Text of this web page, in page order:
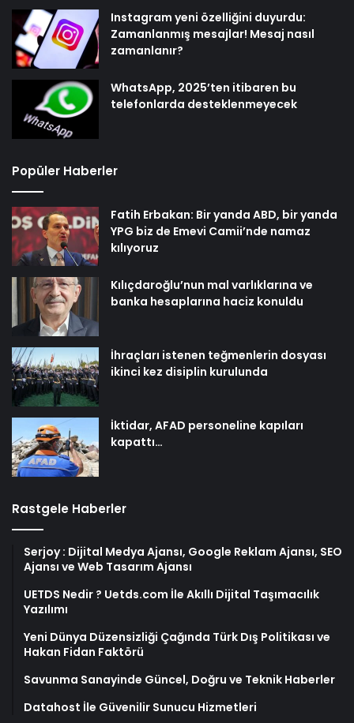
Instagram yeni özelliğini duyurdu:
Zamanlanmış mesajlar! Mesaj nasıl
zamanlanır?
WhatsApp, 2025’ten itibaren bu
telefonlarda desteklenmeyecek
Popüler Haberler
Fatih Erbakan: Bir yanda ABD, bir yanda
YPG biz de Emevi Camii’nde namaz
kılıyoruz
Kılıçdaroğlu’nun mal varlıklarına ve
banka hesaplarına haciz konuldu
İhraçları istenen teğmenlerin dosyası
ikinci kez disiplin kurulunda
İktidar, AFAD personeline kapıları
kapattı…
Rastgele Haberler
Serjoy : Dijital Medya Ajansı, Google Reklam Ajansı, SEO
Ajansı ve Web Tasarım Ajansı
UETDS Nedir ? Uetds.com İle Akıllı Dijital Taşımacılık
Yazılımı
Yeni Dünya Düzensizliği Çağında Türk Dış Politikası ve
Hakan Fidan Faktörü
Savunma Sanayinde Güncel, Doğru ve Teknik Haberler
Datahost İle Güvenilir Sunucu Hizmetleri